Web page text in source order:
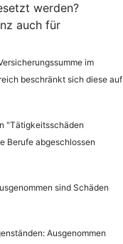
werden?
auch für
im
beschränkt sich diese auf
"Tätigkeitsschäden
Berufe abgeschlossen
sind Schäden
Ausgenommen